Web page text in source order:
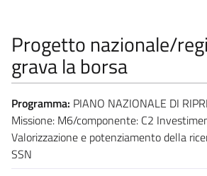
Progetto nazionale/
grava la borsa
Programma: PIANO NAZIONALE DI
Missione: M6/componente: C2
Valorizzazione e potenziamento della
SSN